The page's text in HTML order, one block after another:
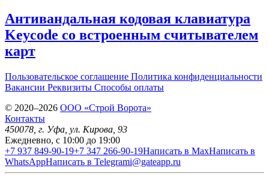
Антивандальная кодовая клавиатура
Keycode со встроенным считывателем
карт
Пользовательское соглашение Политика конфиденциальности
Вакансии Реквизиты Способы оплаты
© 2020–2026 OOO «Строй Ворота»
Контакты
450078 , г. Уфа ул. Кирова, 93
Ежедневно, с 10:00 до 19:00
+7 937 849-90-19+7 347 266-90-19Написать в MaxНаписать в
WhatsAppНаписать в Telegrami@gateapp.ru